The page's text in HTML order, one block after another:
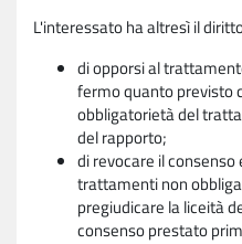
L'interessato ha altresì il
di opporsi al
fermo quanto previsto
obbligatorietà del
del rapporto;
di revocare il
trattamenti non
pregiudicare la liceità
consenso prestato